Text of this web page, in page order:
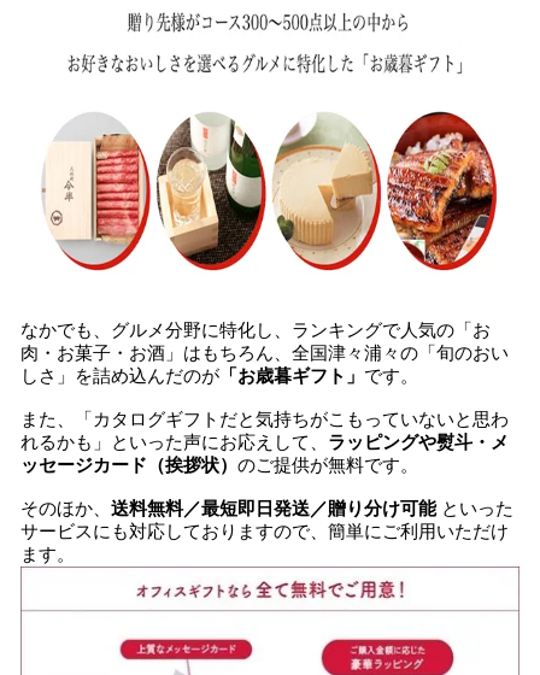
なかでも、グルメ分野に特化し、ランキングで人気の「お
肉・お菓子・お酒」はもちろん、全国津々浦々の「旬のおい
しさ」を詰め込んだのが 「お歳暮ギフト」 です。
また、「カタログギフトだと気持ちがこもっていないと思わ
れるかも」といった声にお応えして、 ラッピングや熨斗・メ
ッセージカード（挨拶状） のご提供が無料です。
そのほか、 送料無料／最短即日発送／贈り分け可能 といった
サービスにも対応しておりますので、簡単にご利用いただけ
ます。